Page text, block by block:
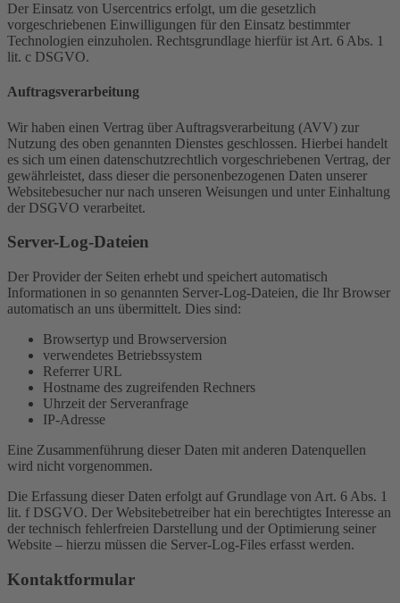
Der Einsatz von Usercentrics erfolgt, um die gesetzlich
vorgeschriebenen Einwilligungen für den Einsatz bestimmter
Technologien einzuholen. Rechtsgrundlage hierfür ist Art. 6 Abs. 1
lit. c DSGVO.
Auftragsverarbeitung
Wir haben einen Vertrag über Auftragsverarbeitung (AVV) zur
Nutzung des oben genannten Dienstes geschlossen. Hierbei handelt
es sich um einen datenschutzrechtlich vorgeschriebenen Vertrag, der
gewährleistet, dass dieser die personenbezogenen Daten unserer
Websitebesucher nur nach unseren Weisungen und unter Einhaltung
der DSGVO verarbeitet.
Server-Log-Dateien
Der Provider der Seiten erhebt und speichert automatisch
Informationen in so genannten Server-Log-Dateien, die Ihr Browser
automatisch an uns übermittelt. Dies sind:
Browsertyp und Browserversion
verwendetes Betriebssystem
Referrer URL
Hostname des zugreifenden Rechners
Uhrzeit der Serveranfrage
IP-Adresse
Eine Zusammenführung dieser Daten mit anderen Datenquellen
wird nicht vorgenommen.
Die Erfassung dieser Daten erfolgt auf Grundlage von Art. 6 Abs. 1
lit. f DSGVO. Der Websitebetreiber hat ein berechtigtes Interesse an
der technisch fehlerfreien Darstellung und der Optimierung seiner
Website – hierzu müssen die Server-Log-Files erfasst werden.
Kontaktformular